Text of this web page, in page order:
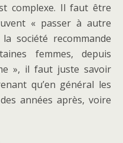
complexe. Il faut être
« passer à autre
société recommande
femmes, depuis
», il faut juste savoir
qu’en général les
années après, voire